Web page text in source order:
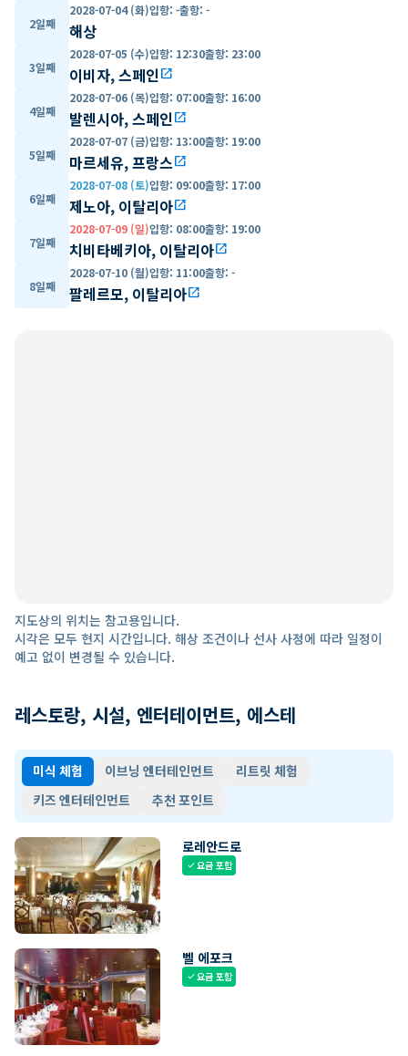
2일째
2028-07-04 (화)입항: -출항: -
해상
3일째
2028-07-05 (수)입항: 12:30출항: 23:00
이비자, 스페인open_in_new
4일째
2028-07-06 (목)입항: 07:00출항: 16:00
발렌시아, 스페인open_in_new
5일째
2028-07-07 (금)입항: 13:00출항: 19:00
마르세유, 프랑스open_in_new
6일째
2028-07-08 (토)입항: 09:00출항: 17:00
제노아, 이탈리아open_in_new
7일째
2028-07-09 (일)입항: 08:00출항: 19:00
치비타베키아, 이탈리아open_in_new
8일째
2028-07-10 (월)입항: 11:00출항: -
팔레르모, 이탈리아open_in_new
지도상의 위치는 참고용입니다.
시각은 모두 현지 시간입니다. 해상 조건이나 선사 사정에 따라 일정이
예고 없이 변경될 수 있습니다.
레스토랑, 시설, 엔터테이먼트, 에스테
미식 체험 이브닝 엔터테인먼트
리트릿 체험
키즈 엔터테인먼트
추천 포인트
로레안드로
check요금 포함
벨 에포크
check요금 포함